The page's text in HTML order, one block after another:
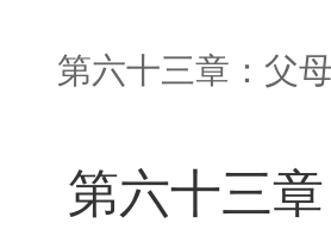
第六十三章：父母
第六十三